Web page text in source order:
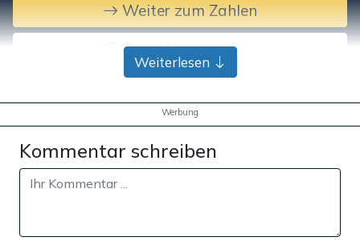
Weiter zum Zahlen
Bank-Überweisung
Weiterlesen
Werbung
Kommentar schreiben